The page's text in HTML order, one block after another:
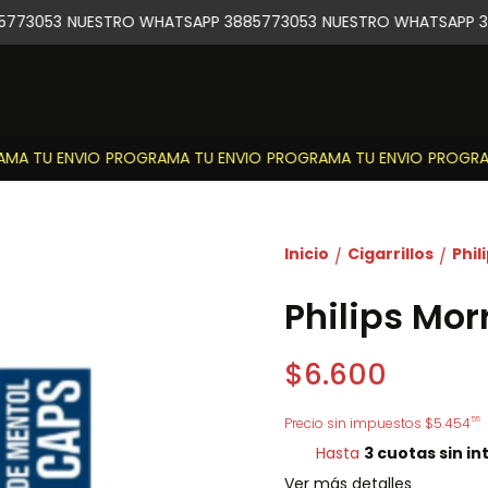
TU ENVIO PROGRAMA TU ENVIO PROGRAMA TU ENVIO
NUESTRO WHATSAPP 3885773053 NUESTRO WHATSAPP
Inicio / Cigarrillos /
Philips
$6.600
Precio sin impuestos $5.45455
Hasta 3 cuotas sin
Ver más detalles